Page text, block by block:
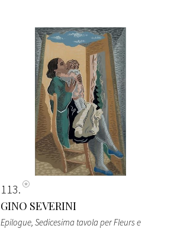
113
GINO SEVERINI
Epilogue, Sedicesima tavola per Fleurs e